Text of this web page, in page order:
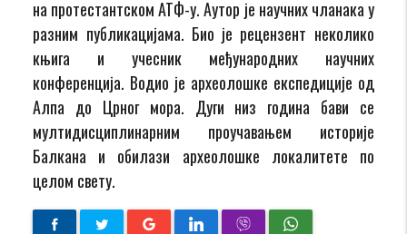
на протестантском АТФ-у. Аутор је научних чланака у
разним публикацијама. Био је рецензент неколико
књига и учесник међународних научних
конференција. Водио је археолошке експедиције од
Алпа до Црног мора. Дуги низ година бави се
мултидисциплинарним проучавањем историје
Балкана и обилази археолошке локалитете по
целом свету.